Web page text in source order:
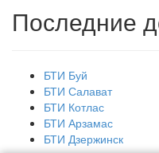
Последние
БТИ Буй
БТИ Салават
БТИ Котлас
БТИ Арзамас
БТИ Дзержинск